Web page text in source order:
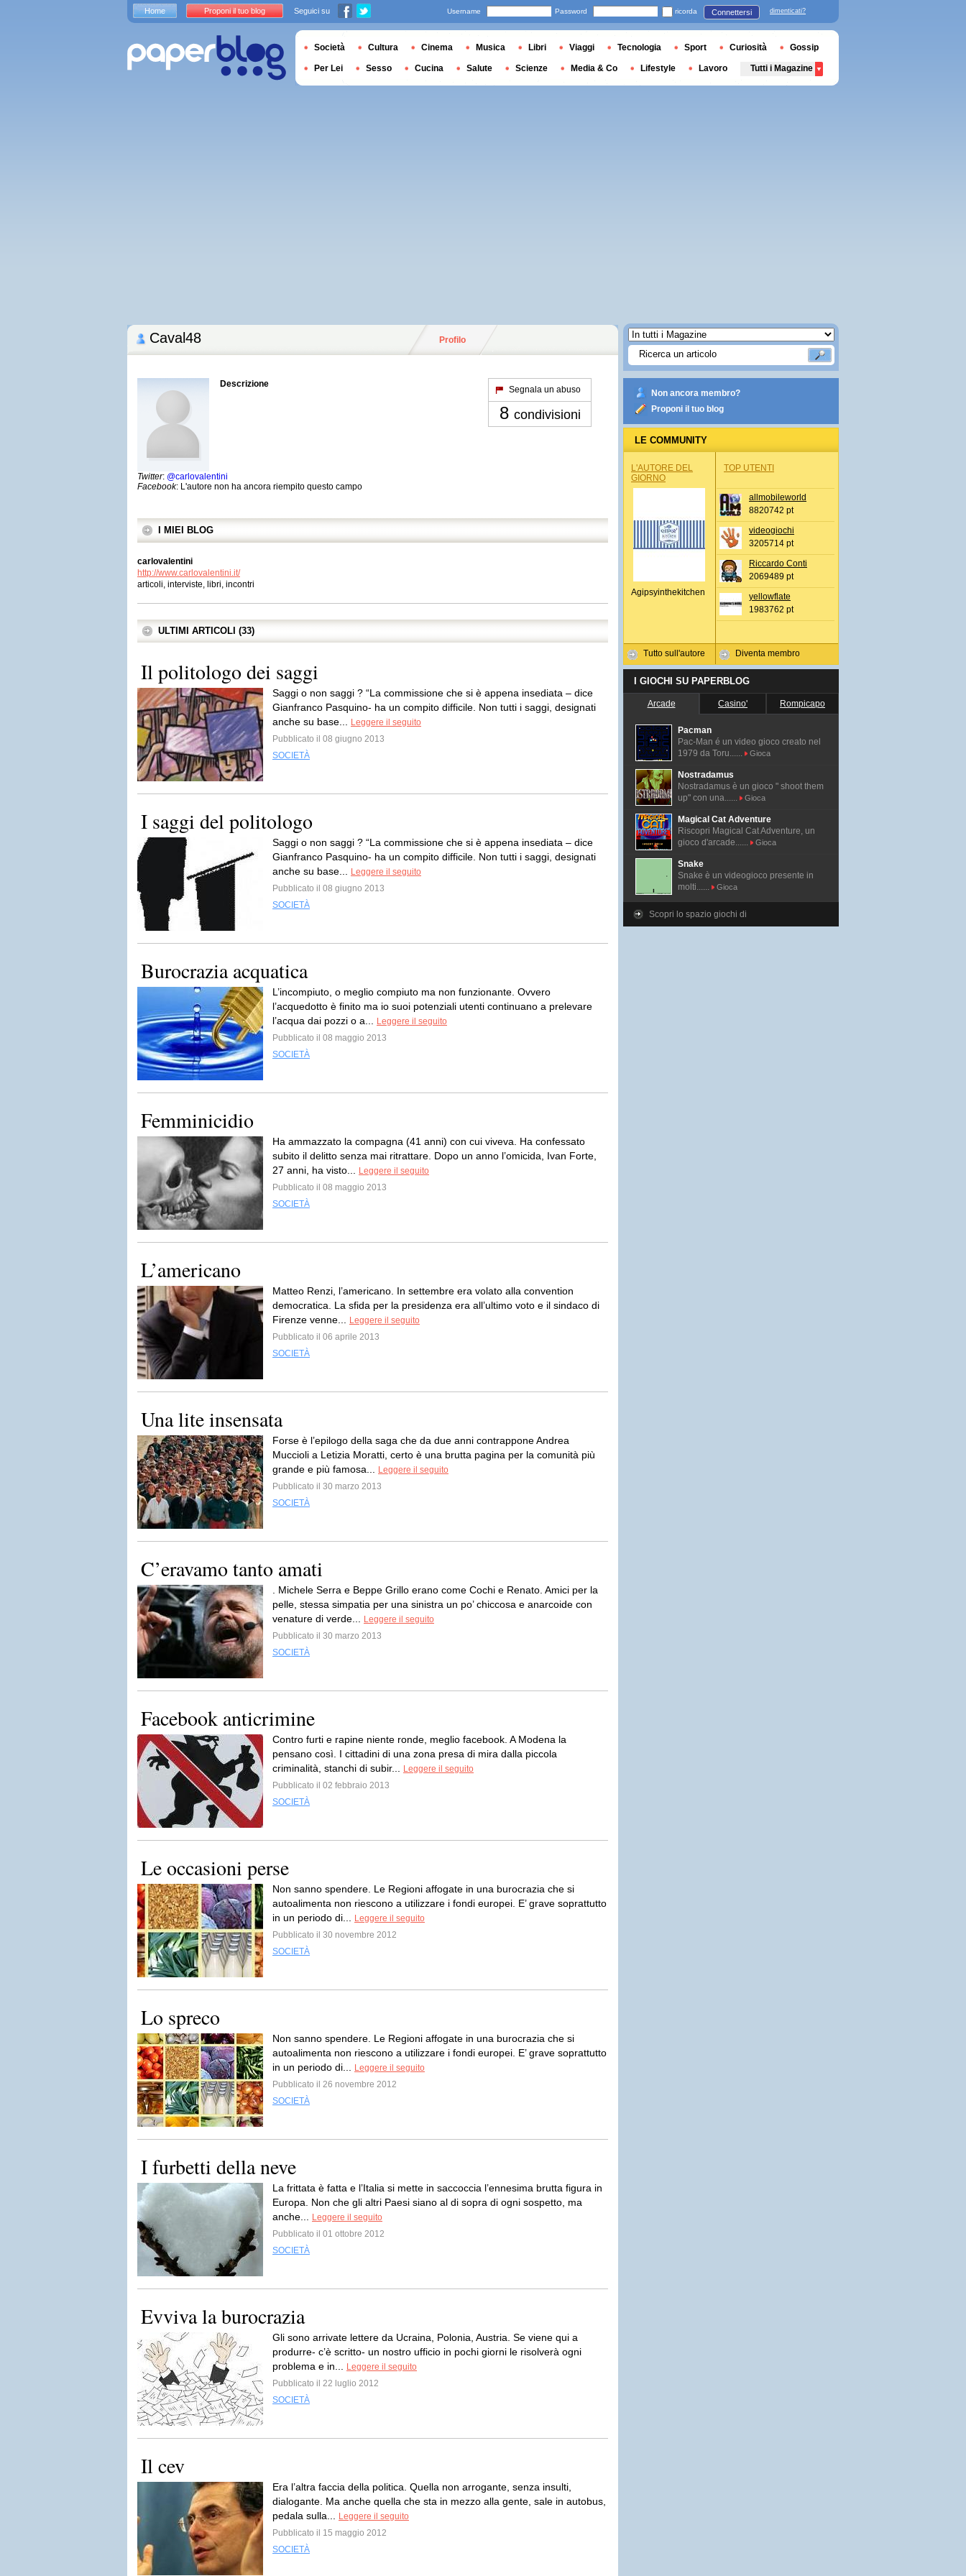
Caval48 Profilo
Descrizione
Twitter: @carlovalentini
Facebook: L'autore non ha ancora riempito questo campo
Segnala un abuso
8 condivisioni
I MIEI BLOG
carlovalentini
http://www.carlovalentini.it/
articoli, interviste, libri, incontri
ULTIMI ARTICOLI (33)
Il politologo dei saggi
Saggi o non saggi ? “La commissione che si è appena insediata – dice
Gianfranco Pasquino- ha un compito difficile. Non tutti i saggi, designati
anche su base...
Leggere il seguito
Pubblicato il 08 giugno 2013
SOCIETÀ
I saggi del politologo
Saggi o non saggi ? “La commissione che si è appena insediata – dice
Gianfranco Pasquino- ha un compito difficile. Non tutti i saggi, designati
anche su base...
Leggere il seguito
Pubblicato il 08 giugno 2013
SOCIETÀ
Burocrazia acquatica
L’incompiuto, o meglio compiuto ma non funzionante. Ovvero
l’acquedotto è finito ma io suoi potenziali utenti continuano a prelevare
l’acqua dai pozzi o a...
Leggere il seguito
Pubblicato il 08 maggio 2013
SOCIETÀ
Femminicidio
Ha ammazzato la compagna (41 anni) con cui viveva. Ha confessato
subito il delitto senza mai ritrattare. Dopo un anno l’omicida, Ivan Forte,
27 anni, ha visto...
Leggere il seguito
Pubblicato il 08 maggio 2013
SOCIETÀ
L’americano
Matteo Renzi, l’americano. In settembre era volato alla convention
democratica. La sfida per la presidenza era all’ultimo voto e il sindaco di
Firenze venne...
Leggere il seguito
Pubblicato il 06 aprile 2013
SOCIETÀ
Una lite insensata
Forse è l’epilogo della saga che da due anni contrappone Andrea
Muccioli a Letizia Moratti, certo è una brutta pagina per la comunità più
grande e più famosa...
Leggere il seguito
Pubblicato il 30 marzo 2013
SOCIETÀ
C’eravamo tanto amati
. Michele Serra e Beppe Grillo erano come Cochi e Renato. Amici per la
pelle, stessa simpatia per una sinistra un po’ chiccosa e anarcoide con
venature di verde...
Leggere il seguito
Pubblicato il 30 marzo 2013
SOCIETÀ
Facebook anticrimine
Contro furti e rapine niente ronde, meglio facebook. A Modena la
pensano così. I cittadini di una zona presa di mira dalla piccola
criminalità, stanchi di subir...
Leggere il seguito
Pubblicato il 02 febbraio 2013
SOCIETÀ
Le occasioni perse
Non sanno spendere. Le Regioni affogate in una burocrazia che si
autoalimenta non riescono a utilizzare i fondi europei. E’ grave soprattutto
in un periodo di...
Leggere il seguito
Pubblicato il 30 novembre 2012
SOCIETÀ
Lo spreco
Non sanno spendere. Le Regioni affogate in una burocrazia che si
autoalimenta non riescono a utilizzare i fondi europei. E’ grave soprattutto
in un periodo di...
Leggere il seguito
Pubblicato il 26 novembre 2012
SOCIETÀ
I furbetti della neve
La frittata è fatta e l’Italia si mette in saccoccia l’ennesima brutta figura in
Europa. Non che gli altri Paesi siano al di sopra di ogni sospetto, ma
anche...
Leggere il seguito
Pubblicato il 01 ottobre 2012
SOCIETÀ
Evviva la burocrazia
Gli sono arrivate lettere da Ucraina, Polonia, Austria. Se viene qui a
produrre- c’è scritto- un nostro ufficio in pochi giorni le risolverà ogni
problema e in...
Leggere il seguito
Pubblicato il 22 luglio 2012
SOCIETÀ
Il cev
Era l’altra faccia della politica. Quella non arrogante, senza insulti,
dialogante. Ma anche quella che sta in mezzo alla gente, sale in autobus,
pedala sulla...
Leggere il seguito
Pubblicato il 15 maggio 2012
SOCIETÀ
Non ancora membro?
Proponi il tuo blog
LE COMMUNITY
L'AUTORE DEL
GIORNO
Agipsyinthekitchen
Tutto sull'autore
TOP UTENTI
allmobileworld
8820742 pt
videogiochi
3205714 pt
Riccardo Conti
2069489 pt
yellowflate
1983762 pt
Diventa membro
I GIOCHI SU PAPERBLOG
Arcade Casino' Rompicapo
Pacman
Pac-Man é un video gioco creato nel
1979 da Toru......
Gioca
Nostradamus
Nostradamus è un gioco " shoot them
up" con una......
Gioca
Magical Cat Adventure
Riscopri Magical Cat Adventure, un
gioco d'arcade......
Gioca
Snake
Snake è un videogioco presente in
molti......
Gioca
Scopri lo spazio giochi di
Home Proponi il tuo blog Seguici su Username Password ricorda Connettersi dimenticati?
Società Cultura Cinema Musica Libri Viaggi Tecnologia Sport Curiosità Gossip
Per Lei Sesso Cucina Salute Scienze Media & Co Lifestyle Lavoro Tutti i Magazine